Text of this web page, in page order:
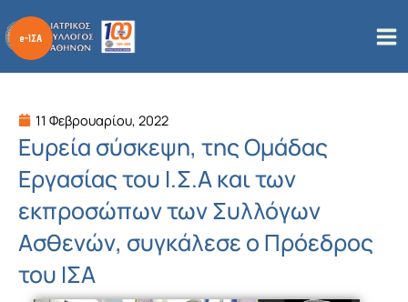
στο
περιεχόμενο
11 Φεβρουαρίου, 2022
Ευρεία σύσκεψη, της Ομάδας
Εργασίας του Ι.Σ.Α και των
εκπροσώπων των Συλλόγων
Ασθενών, συγκάλεσε ο Πρόεδρος
του ΙΣΑ